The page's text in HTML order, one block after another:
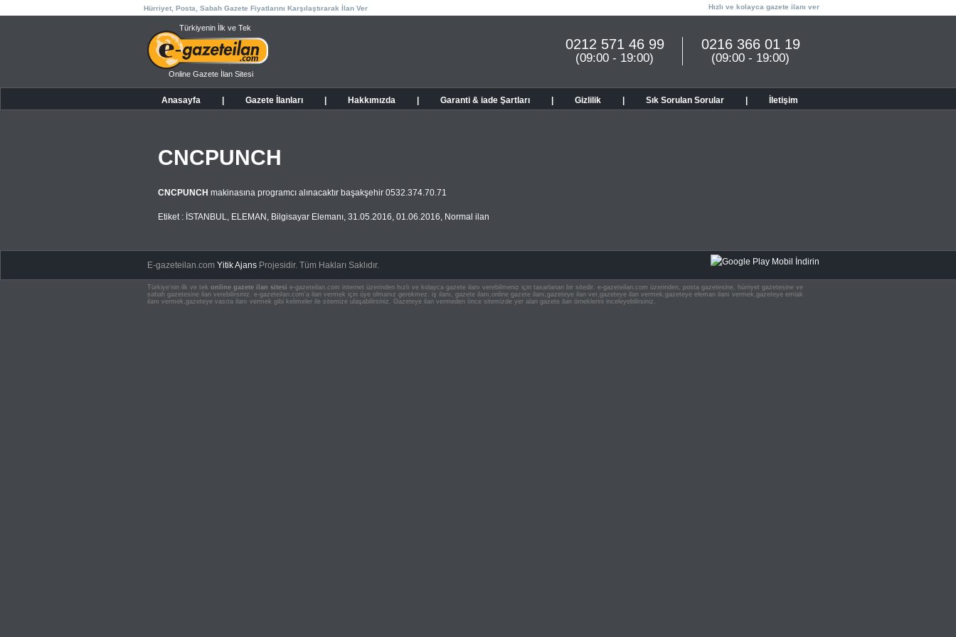
Hürriyet, Posta, Sabah Gazete Fiyatlarını Karşılaştırarak İlan Ver Hızlı ve kolayca gazete ilanı ver
Türkiyenin İlk ve Tek
Online Gazete İlan Sitesi
0216 366 01 19
(09:00 - 19:00)
0212 571 46 99
(09:00 - 19:00)
Anasayfa Gazete İlanları Hakkımızda Garanti & iade Şartları Gizlilik Sık Sorulan Sorular İletişim
CNCPUNCH
CNCPUNCH makinasına programcı alınacaktır başakşehir 0532.374.70.71
Etiket : İSTANBUL, ELEMAN , Bilgisayar Elemanı, 31.05.2016, 01.06.2016, Normal ilan
E-gazeteilan.comYitik Ajans Projesidir.Tüm Hakları Saklıdır.
Türkiye'nin ilk ve tek online gazete ilan sitesi e-gazeteilan.com internet üzerinden hızlı ve kolayca gazete ilanı verebilmeniz için tasarlanan bir sitedir. e-gazeteilan.com üzerinden, posta gazetesine, hürriyet gazetesine ve
sabah gazetesine ilan verebilirsiniz. e-gazeteilan.com'a ilan vermek için üye olmanız gerekmez. iş ilanı, gazete ilanı,online gazete ilanı,gazeteye ilan ver,gazeteye ilan vermek,gazeteye eleman ilanı vermek,gazeteye emlak
ilanı vermek,gazeteye vasıta ilanı vermek gibi kelimeler ile sitemize ulaşabilirsiniz. Gazeteye ilan vermeden önce sitemizde yer alan gazete ilan örneklerini inceleyebilirsiniz.